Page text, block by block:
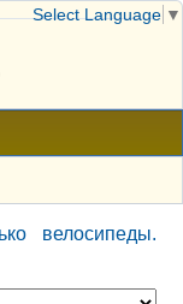
велосипеды.
Select Language ▼